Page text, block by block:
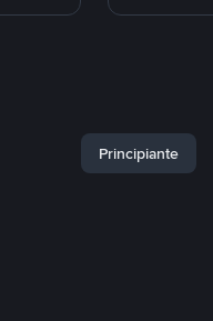
Principiante